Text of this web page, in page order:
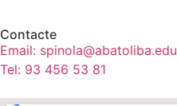
Contacte
Email: spinola@abatoliba.edu
Tel: 93 456 53 81